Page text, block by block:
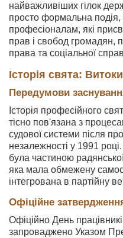
найважливіших гілок
просто формальна
професіоналам, які
прав і свобод громадян,
права та соціальної
Історія свята:
Передумови
Історія професійного
тісно пов'язана з
судової системи після
незалежності у 1991
була частиною
яка мала обмежену
інтегрована в партійну
Офіційне
Офіційно День
запроваджено Указом